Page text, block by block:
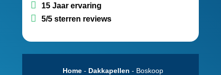
15 Jaar ervaring
5/5 sterren reviews
Home- Dakkapellen - Boskoop